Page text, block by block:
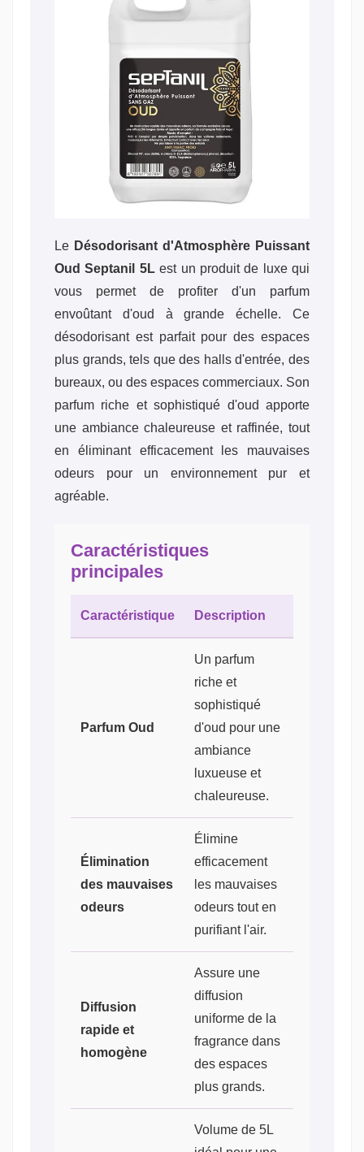
Le Désodorisant d'Atmosphère Puissant
Oud Septanil 5Lest un produit de luxe qui
vous permet de profiter d'un parfum
envoûtant d'oud à grande échelle. Ce
désodorisant est parfait pour des espaces
plus grands, tels que des halls d'entrée, des
bureaux, ou des espaces commerciaux. Son
parfum riche et sophistiqué d'oud apporte
une ambiance chaleureuse et raffinée, tout
en éliminant efficacement les mauvaises
odeurs pour un environnement pur et
agréable.
Caractéristiques
principales
Caractéristique Description
Parfum Oud
Un parfum
riche et
sophistiqué
d'oud pour une
ambiance
luxueuse et
chaleureuse.
Élimination
des mauvaises
odeurs
Élimine
efficacement
les mauvaises
odeurs tout en
purifiant l'air.
Diffusion
rapide et
homogène
Assure une
diffusion
uniforme de la
fragrance dans
des espaces
plus grands.
Volume de 5L